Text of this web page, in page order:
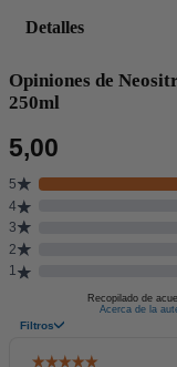
Detalles
Opiniones de
250ml